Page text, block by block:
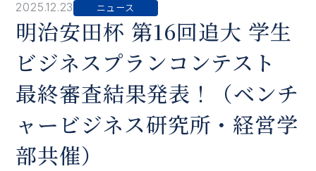
明治安田杯 第16回追大 学生
ビジネスプランコンテスト
最終審査結果発表！（ベンチ
ャービジネス研究所・経営学
部共催）
ニュース
2025.12.23